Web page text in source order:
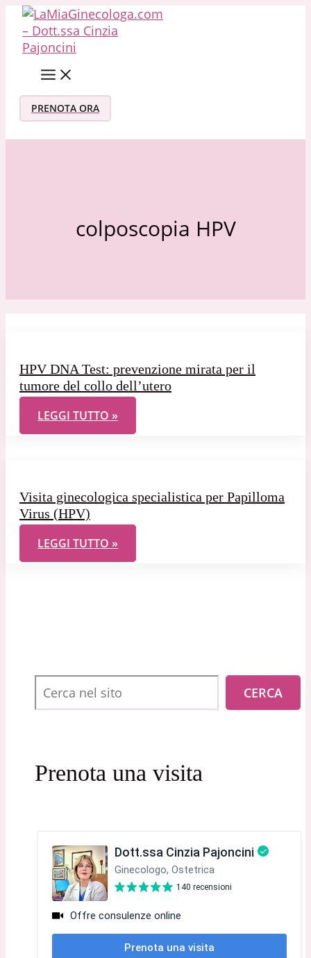
Vai al contenuto
PRENOTA ORA
colposcopia HPV
HPV DNA Test: prevenzione mirata per il
tumore del collo dell’utero
HPV DNA TEST: PREVENZIONE MIRATA PER IL
LEGGI TUTTO »
Visita ginecologica specialistica per Papilloma
Virus (HPV)
VISITA GINECOLOGICA SPECIALISTICA PER
LEGGI TUTTO »
Cerca CERCA
Prenota una visita